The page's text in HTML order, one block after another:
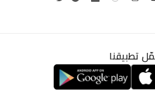
تطبيقنا